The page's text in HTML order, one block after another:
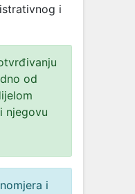
i
od
njegovu
i